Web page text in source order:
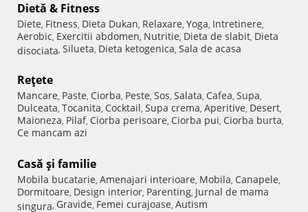
Dietă & Fitness
Diete, Fitness, Dieta Dukan, Relaxare, Yoga, Intretinere,
Aerobic, Exercitii abdomen, Nutritie, Dieta de slabit, Dieta
disociata, Silueta, Dieta ketogenica, Sala de acasa
Reţete
Mancare, Paste, Ciorba, Peste, Sos, Salata, Cafea, Supa,
Dulceata, Tocanita, Cocktail, Supa crema, Aperitive, Desert,
Maioneza, Pilaf, Ciorba perisoare, Ciorba pui, Ciorba burta,
Ce mancam azi
Casă şi familie
Mobila bucatarie, Amenajari interioare, Mobila, Canapele,
Dormitoare, Design interior, Parenting, Jurnal de mama
singura, Gravide, Femei curajoase, Autism